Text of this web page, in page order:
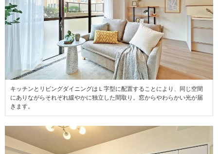
キッチンとリビングダイニングはＬ字型に配置することにより、同じ空間
にありながらそれぞれ緩やかに独立した間取り。窓からやわらかい光が届
きます。